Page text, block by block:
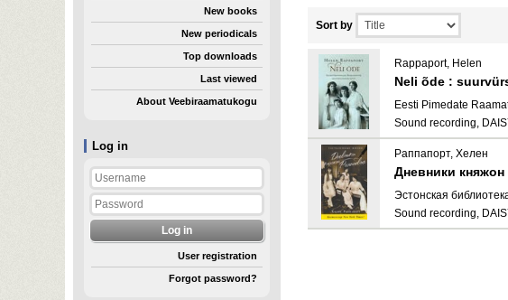
Log in
User registration
Forgot password?
New books
New periodicals
Top downloads
Last viewed
About Veebiraamatukogu
Sort by
Rappaport, Helen
Neli õde :
Eesti Pimedate
Sound recording,
Раппапорт, Хелен
Дневники
Эстонская
Sound recording,